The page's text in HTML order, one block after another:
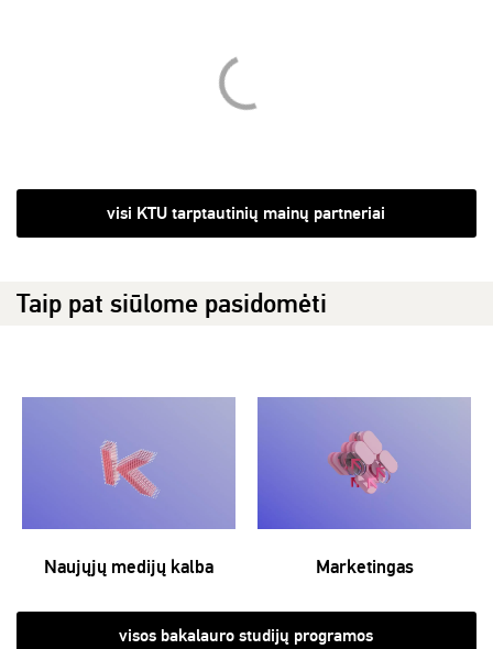
visi KTU tarptautinių mainų partneriai
Taip pat siūlome pasidomėti
Naujųjų medijų kalba Marketingas
visos bakalauro studijų programos